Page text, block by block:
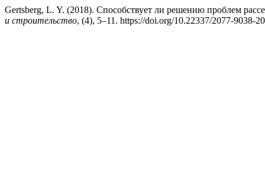
Gertsberg, L. Y. (2018). Способствует ли решению проблем
и строительство, (4), 5–11. https://doi.org/10.22337/2077-9038-